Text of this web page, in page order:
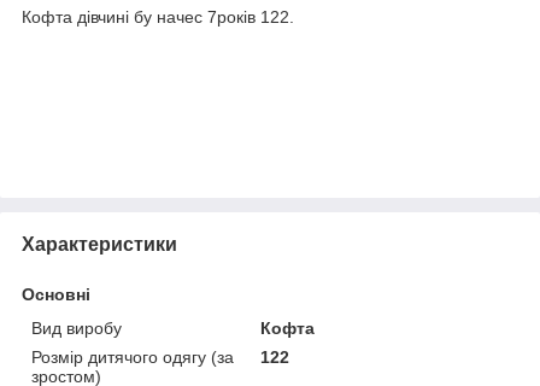
Кофта дівчині бу начес 7років 122.
Характеристики
Основні
Вид виробу
Кофта
Розмір дитячого одягу (за
зростом)
122